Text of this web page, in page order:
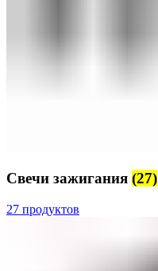
Свечи зажигания (27)
27 продуктов